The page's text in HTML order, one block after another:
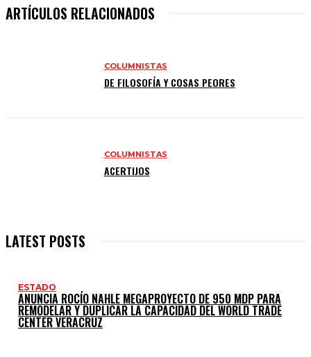
ARTÍCULOS RELACIONADOS
COLUMNISTAS
DE FILOSOFÍA Y COSAS PEORES
COLUMNISTAS
ACERTIJOS
LATEST POSTS
ESTADO
ANUNCIA ROCÍO NAHLE MEGAPROYECTO DE 950 MDP PARA
REMODELAR Y DUPLICAR LA CAPACIDAD DEL WORLD TRADE
CENTER VERACRUZ